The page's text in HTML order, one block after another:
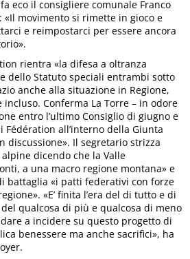
eco il consigliere comunale Franco
«Il movimento si rimette in gioco e
e reimpostarci per essere ancora
rientra «la difesa a oltranza
dello Statuto speciali entrambi sotto
anche alla situazione in Regione,
incluso. Conferma La Torre – in odore
entro l’ultimo Consiglio di giugno e
all’interno della Giunta
discussione». Il segretario strizza
dicendo che la Valle
a una macro regione montana» e
battaglia «i patti federativi con forze
«E’ finita l’era del di tutto e di
del qualcosa di più e qualcosa di meno
a incidere su questo progetto di
benessere ma anche sacrifici», ha